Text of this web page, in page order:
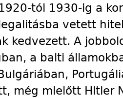
tól 1930-ig a
vetett
kedvezett. A
a balti
még mielőtt Hitler